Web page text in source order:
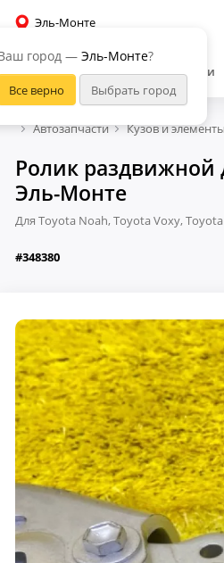
Эль-Монте
город — Эль-Монте?
Автозапчасти
Автозапчасти Кузов и элементы
Ролик раздвижной
Эль-Монте
Для Toyota Noah, Toyota Voxy,
#348380